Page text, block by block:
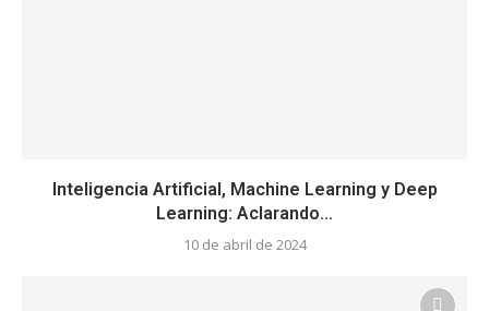
Inteligencia Artificial, Machine Learning y Deep
Learning: Aclarando...
10 de abril de 2024